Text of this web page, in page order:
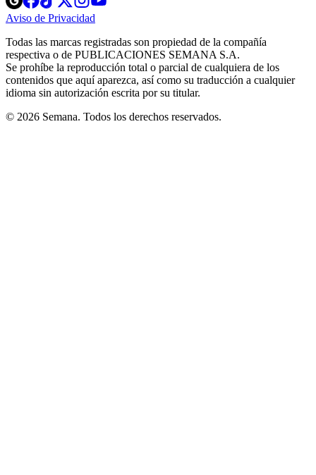
in
new
in
new
in
new
window
new
windowwindow
Aviso de Privacidad
new
window
Todas las marcas registradas son propiedad de la compañía
respectiva o de PUBLICACIONES SEMANA S.A.
Se prohíbe la reproducción total o parcial de cualquiera de los
contenidos que aquí aparezca, así como su traducción a cualquier
idioma sin autorización escrita por su titular.
© 2026 Semana. Todos los derechos reservados.